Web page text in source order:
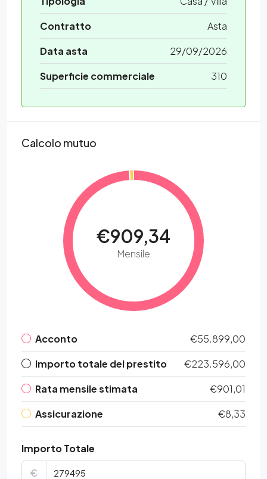
Contratto
Asta
Data asta
29/09/2026
Superficie commerciale
310
Calcolo mutuo
€909,34
Mensile
Acconto
€55.899,00
Importo totale del prestito
€223.596,00
Rata mensile stimata
€901,01
Assicurazione
€8,33
Importo Totale
€